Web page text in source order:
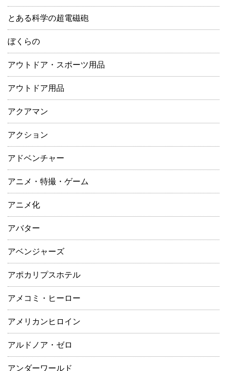
とある科学の超電磁砲
ぼくらの
アウトドア・スポーツ用品
アウトドア用品
アクアマン
アクション
アドベンチャー
アニメ・特撮・ゲーム
アニメ化
アバター
アベンジャーズ
アポカリプスホテル
アメコミ・ヒーロー
アメリカンヒロイン
アルドノア・ゼロ
アンダーワールド